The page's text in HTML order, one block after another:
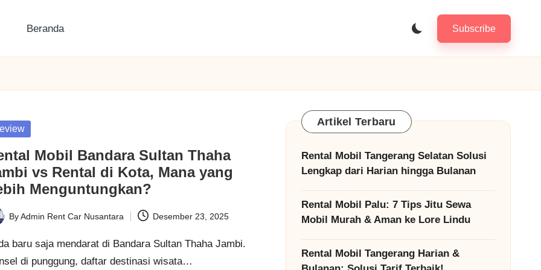
Beranda Subscribe
Mobil Bandara Sultan Thaha
vs Rental di Kota, Mana yang
Menguntungkan?
ByAdmin Rent Car Nusantara Desember 23, 2025
baru saja mendarat di Bandara Sultan Thaha Jambi.
di punggung, daftar destinasi wisata…
Artikel Terbaru
Rental Mobil Tangerang Selatan Solusi
Lengkap dari Harian hingga Bulanan
Rental Mobil Palu: 7 Tips Jitu Sewa
Mobil Murah & Aman ke Lore Lindu
Rental Mobil Tangerang Harian &